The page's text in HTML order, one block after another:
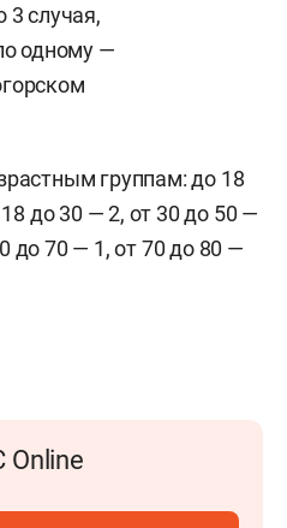
3 случая,
одному —
группам: до 18
до 30 — 2, от 30 до 50 —
до 70 — 1, от 70 до 80 —